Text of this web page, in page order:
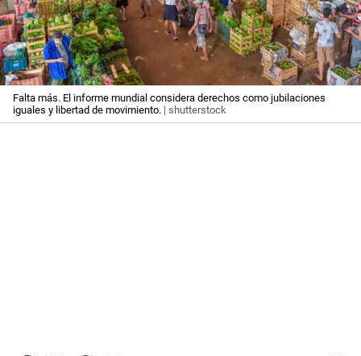
Falta más. El informe mundial considera derechos como jubilaciones
iguales y libertad de movimiento. | shutterstock